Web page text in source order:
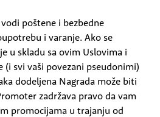
poštene i bezbedne
i varanje. Ako se
u skladu sa ovim Uslovima i
(i svi vaši povezani pseudonimi)
dodeljena Nagrada može biti
zadržava pravo da vam
promocijama u trajanju od